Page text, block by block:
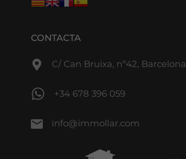
CONTACTA
C/ Can Bruixa, nº42, Barcelona
+34 678 396 059
info@immollar.com